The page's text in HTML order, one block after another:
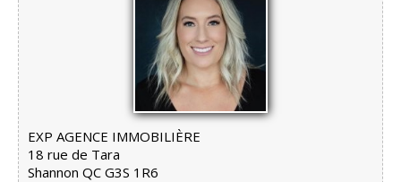
EXP AGENCE IMMOBILIÈRE
18 rue de Tara
Shannon QC G3S 1R6